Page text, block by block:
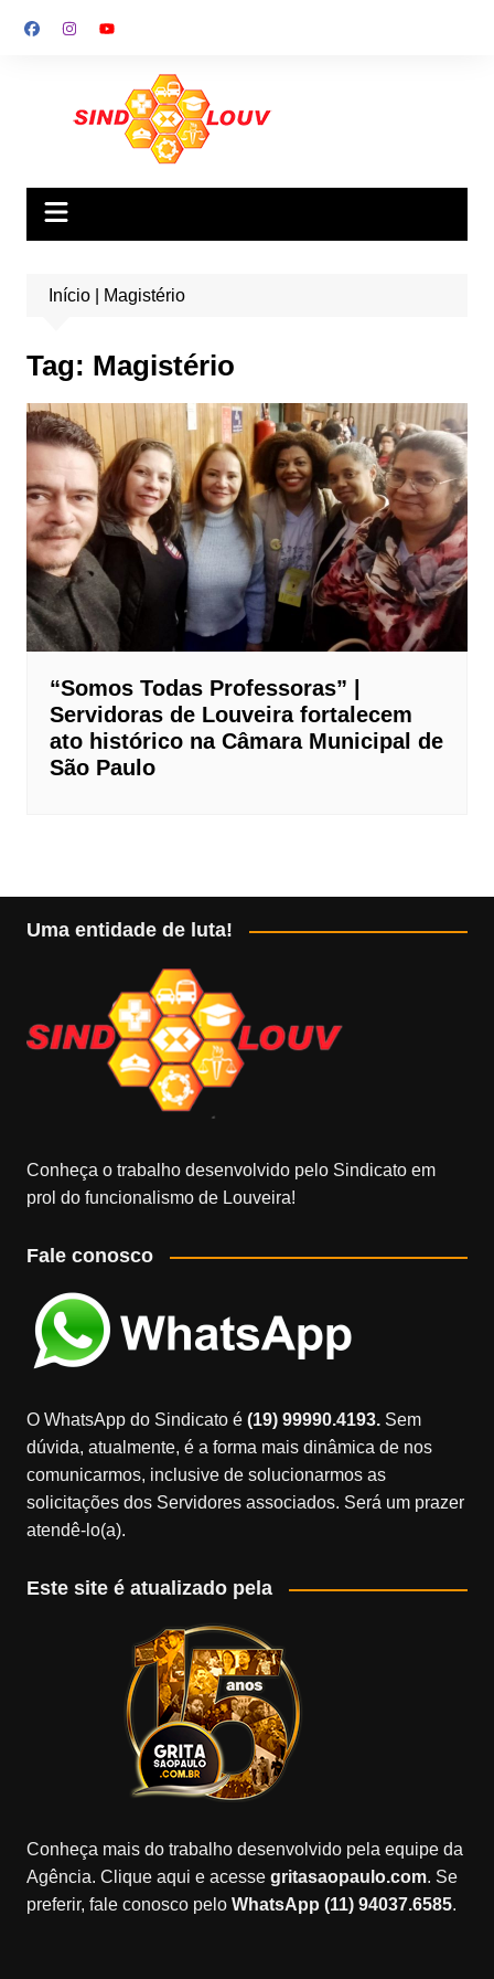
para
Início| Magistério
Tag: Magistério
“Somos Todas Professoras” |
Servidoras de Louveira fortalecem
ato histórico na Câmara Municipal de
São Paulo
Uma entidade de luta!
Conheça o trabalho desenvolvido pelo Sindicato em
prol do funcionalismo de Louveira!
Fale conosco
O WhatsApp do Sindicato é(19) 99990.4193.Sem
dúvida, atualmente, é a forma mais dinâmica de nos
comunicarmos, inclusive de solucionarmos as
solicitações dos Servidores associados. Será um prazer
atendê-lo(a).
Este site é atualizado pela
Conheça mais do trabalho desenvolvido pela equipe da
Agência. Clique aqui e acesse gritasaopaulo.com. Se
preferir, fale conosco peloWhatsApp (11) 94037.6585.